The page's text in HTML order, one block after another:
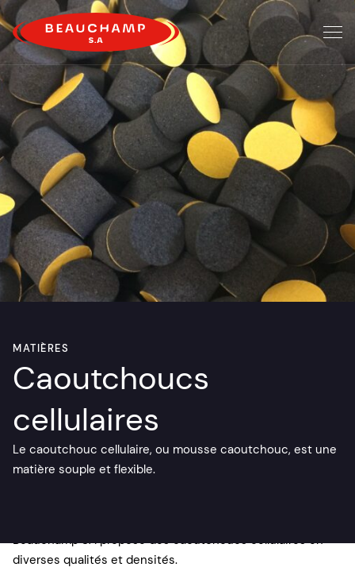
MATIÈRES
Caoutchoucs
cellulaires
Le caoutchouc cellulaire, ou mousse caoutchouc, est une
matière souple et flexible.
Beauchamp SA propose des caoutchoucs cellulaires en
diverses qualités et densités.